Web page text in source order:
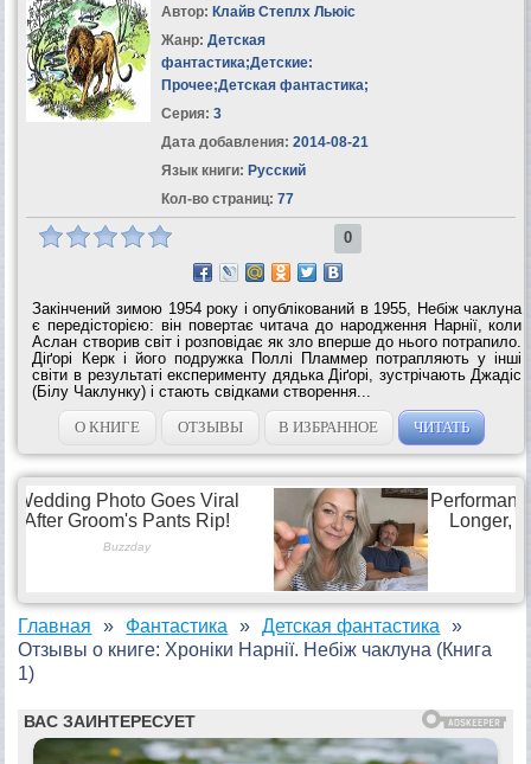
Автор: Клайв Степлх Льюіс
Жанр: Детская
фантастика;Детские:
Прочее;Детская фантастика;
Серия: 3
Дата добавления: 2014-08-21
Язык книги: Русский
Кол-во страниц: 77
0
Закінчений зимою 1954 року і опублікований в 1955, Небіж чаклуна
є передісторією: він повертає читача до народження Нарнії, коли
Аслан створив світ і розповідає як зло вперше до нього потрапило.
Діґорі Керк і його подружка Поллі Пламмер потрапляють у інші
світи в результаті експерименту дядька Діґорі, зустрічають Джадіс
(Білу Чаклунку) і стають свідками створення...
О КНИГЕ
ОТЗЫВЫ В ИЗБРАННОЕ ЧИТАТЬ
Главная Фантастика
Детская фантастика
Отзывы о книге: Хроніки Нарнії. Небіж чаклуна (Книга
1)